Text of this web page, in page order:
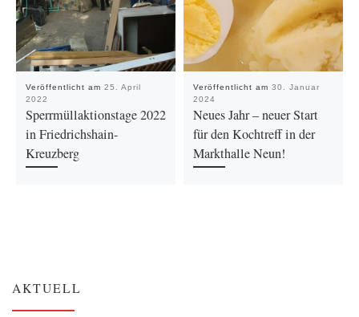
Veröffentlicht am 25. April
2022
Sperrmüllaktionstage 2022
in Friedrichshain-
Kreuzberg
Veröffentlicht am 30. Januar
2024
Neues Jahr – neuer Start
für den Kochtreff in der
Markthalle Neun!
AKTUELL